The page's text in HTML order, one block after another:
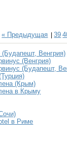
« Предыдущая |39
Венгрия)
(Венгрия)
(Будапешт,
(Крым)
в Крыму
в Риме